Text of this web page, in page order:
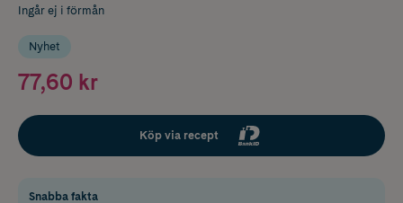
Ingår ej i förmån
Nyhet
77,60 kr
Köp via recept
Snabba fakta